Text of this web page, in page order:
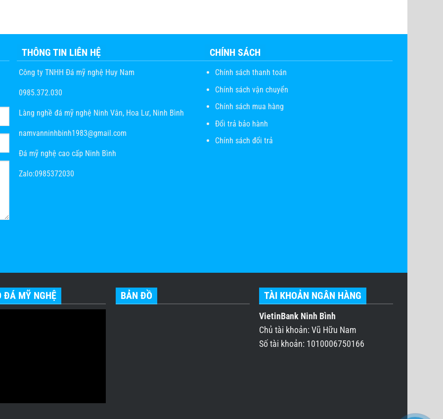
THÔNG TIN LIÊN HỆ
Công ty TNHH Đá mỹ nghệ Huy Nam
0985.372.030
Làng nghề đá mỹ nghệ Ninh Vân, Hoa Lư, Ninh Bình
namvanninhbinh1983@gmail.com
Đá mỹ nghệ cao cấp Ninh Bình
Zalo:0985372030
CHÍNH SÁCH
Chính sách thanh toán
Chính sách vận chuyển
Chính sách mua hàng
Đổi trả bảo hành
Chính sách đổi trả
ĐÁ MỸ NGHỆ BẢN ĐỒ TÀI KHOẢN NGÂN HÀNG
VietinBank Ninh Bình
Chủ tài khoản: Vũ Hữu Nam
Số tài khoản: 1010006750166